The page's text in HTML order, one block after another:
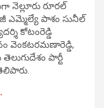
నెల్లూరు రూరల్
ఎమ్మెల్యే పాశం సునీల్
కోటంరెడ్డి
వెంకటరమణారెడ్డి,
పార్టీ